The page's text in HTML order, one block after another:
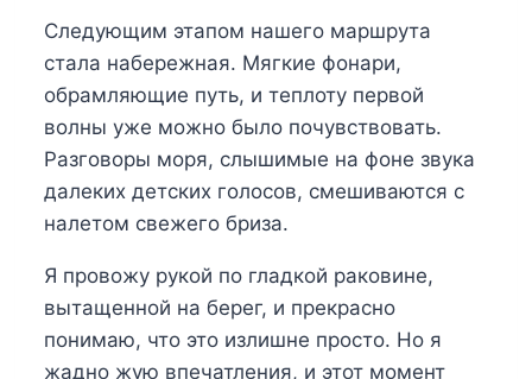
Следующим этапом нашего маршрута
стала набережная. Мягкие фонари,
обрамляющие путь, и теплоту первой
волны уже можно было почувствовать.
Разговоры моря, слышимые на фоне звука
далеких детских голосов, смешиваются с
налетом свежего бриза.
Я провожу рукой по гладкой раковине,
вытащенной на берег, и прекрасно
понимаю, что это излишне просто. Но я
жадно жую впечатления, и этот момент